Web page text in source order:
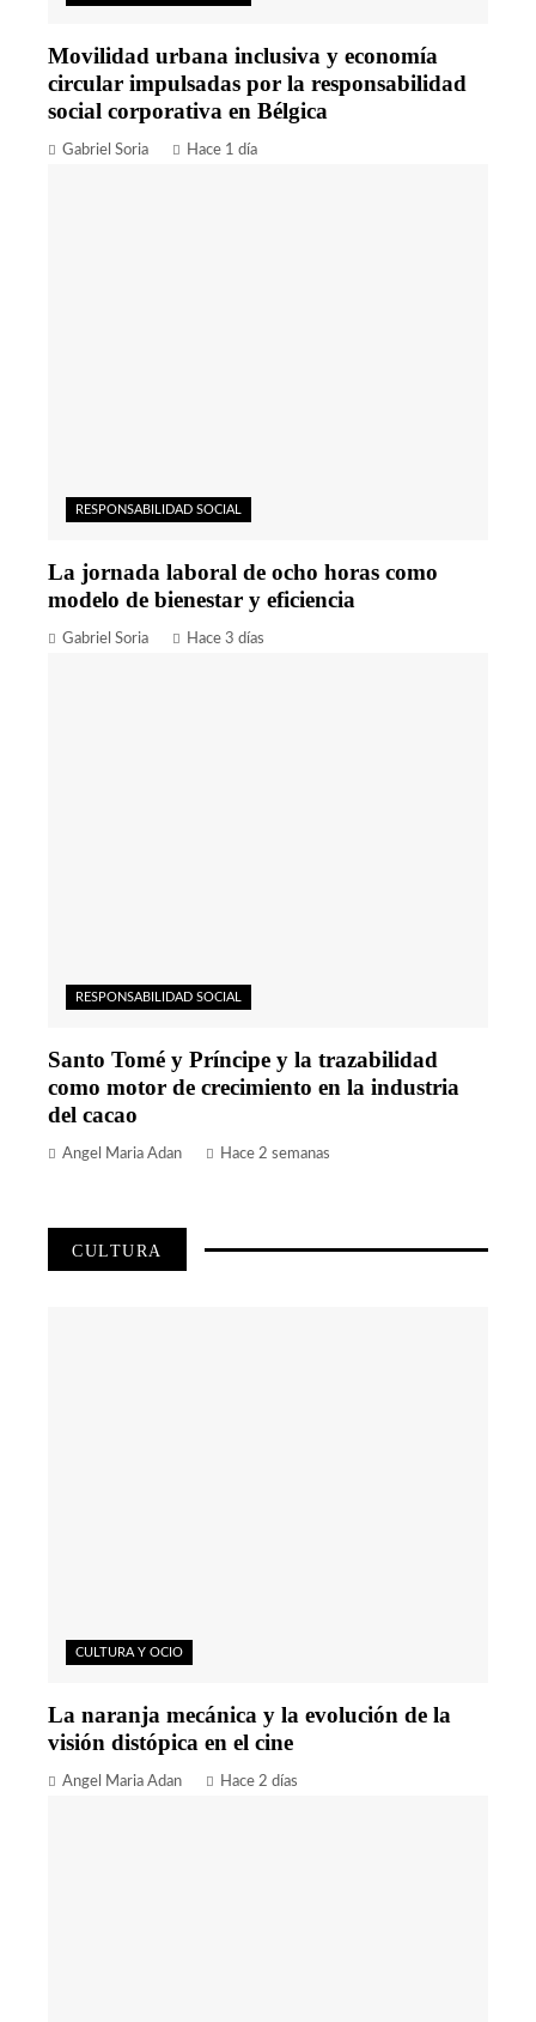
Movilidad urbana inclusiva y economía
circular impulsadas por la responsabilidad
social corporativa en Bélgica
Gabriel Soria Hace 1 día
RESPONSABILIDAD SOCIAL
La jornada laboral de ocho horas como
modelo de bienestar y eficiencia
Gabriel Soria Hace 3 días
RESPONSABILIDAD SOCIAL
Santo Tomé y Príncipe y la trazabilidad
como motor de crecimiento en la industria
del cacao
Angel Maria Adan Hace 2 semanas
CULTURA
CULTURA Y OCIO
La naranja mecánica y la evolución de la
visión distópica en el cine
Angel Maria Adan Hace 2 días